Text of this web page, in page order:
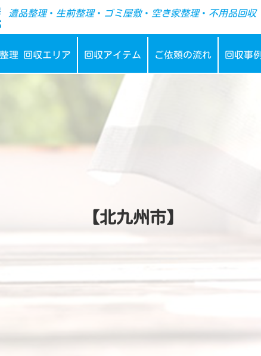
-->
遺品整理・ 生前整理・ ゴミ屋敷・ 空き家整理・ 不用品回収
理 回収エリア 回収アイテム ご依頼の流れ 回収事例
【北九州市】